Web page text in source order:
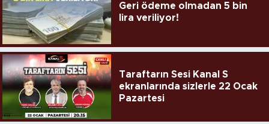
Geri ödeme olmadan 5 bin
lira veriliyor!
Taraftarın Sesi Kanal S
ekranlarında sizlerle 22 Ocak
Pazartesi